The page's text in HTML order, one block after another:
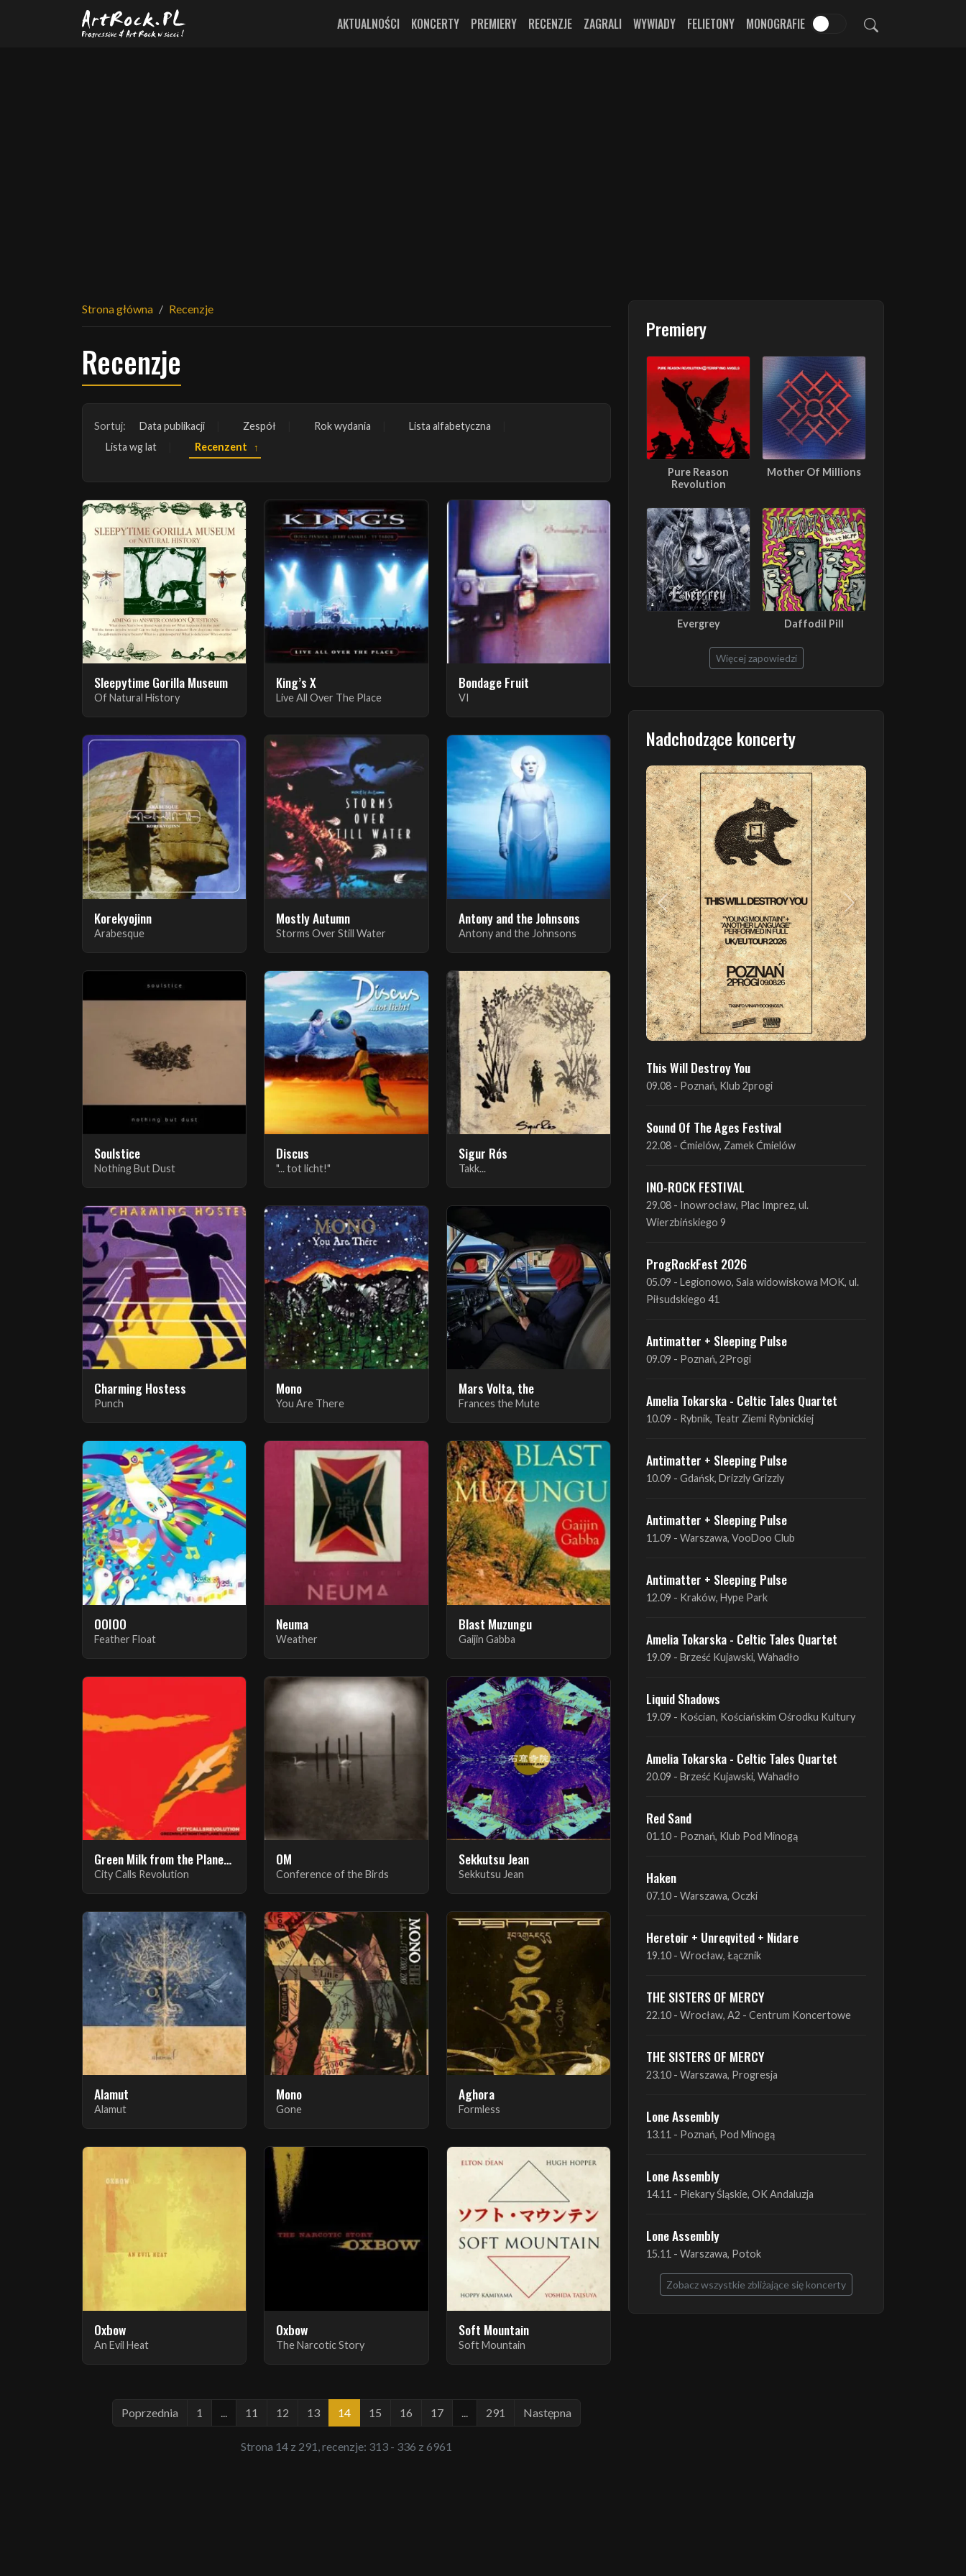
Przejdź do treści głównej
AKTUALNOŚCI KONCERTY PREMIERY RECENZJE ZAGRALI WYWIADY FELIETONY MONOGRAFIE
Strona główna Recenzje
Recenzje
Sortuj: Data publikacji Zespół Rok wydania
Lista alfabetyczna
Lista wg lat
Recenzent
Sleepytime Gorilla Museum
Of Natural History
King’s X
Live All Over The Place
Bondage Fruit
VI
Korekyojinn
Arabesque
Mostly Autumn
Storms Over Still Water
Antony and the Johnsons
Antony and the Johnsons
Soulstice
Nothing But Dust
Discus
"... tot licht!"
Sigur Rós
Takk...
Charming Hostess
Punch
Mono
You Are There
Mars Volta, the
Frances the Mute
OOIOO
Feather Float
Neuma
Weather
Blast Muzungu
Gaijin Gabba
Green Milk from the Planet Orange
City Calls Revolution
OM
Conference of the Birds
Sekkutsu Jean
Sekkutsu Jean
Alamut
Alamut
Mono
Gone
Aghora
Formless
Oxbow
An Evil Heat
Oxbow
The Narcotic Story
Soft Mountain
Soft Mountain
Poprzednia 1 11 12 13 14 15 16 17 291 Następna
Strona 14 z 291, recenzje: 313 - 336 z 6961
Premiery
Pure Reason
Revolution
Mother Of Millions
Evergrey Daffodil Pill
Więcej zapowiedzi
Nadchodzące koncerty
Poprzedni Następny
This Will Destroy You
09.08 - Poznań, Klub 2progi
Sound Of The Ages Festival
22.08 - Ćmielów, Zamek Ćmielów
INO-ROCK FESTIVAL
29.08 - Inowrocław, Plac Imprez, ul.
ProgRockFest 2026
05.09 - Legionowo, Sala widowiskowa MOK, ul.
Antimatter + Sleeping Pulse
09.09 - Poznań, 2Progi
Amelia Tokarska - Celtic Tales Quartet
10.09 - Rybnik, Teatr Ziemi Rybnickiej
Antimatter + Sleeping Pulse
10.09 - Gdańsk, Drizzly Grizzly
Antimatter + Sleeping Pulse
11.09 - Warszawa, VooDoo Club
Antimatter + Sleeping Pulse
12.09 - Kraków, Hype Park
Amelia Tokarska - Celtic Tales Quartet
19.09 - Brześć Kujawski, Wahadło
Liquid Shadows
19.09 - Kościan, Kościańskim Ośrodku Kultury
Amelia Tokarska - Celtic Tales Quartet
20.09 - Brześć Kujawski, Wahadło
Red Sand
01.10 - Poznań, Klub Pod Minogą
Haken
07.10 - Warszawa, Oczki
Heretoir + Unreqvited + Nidare
19.10 - Wrocław, Łącznik
THE SISTERS OF MERCY
22.10 - Wrocław, A2 - Centrum Koncertowe
THE SISTERS OF MERCY
23.10 - Warszawa, Progresja
Lone Assembly
13.11 - Poznań, Pod Minogą
Lone Assembly
14.11 - Piekary Śląskie, OK Andaluzja
Lone Assembly
15.11 - Warszawa, Potok
Zobacz wszystkie zbliżające się koncerty